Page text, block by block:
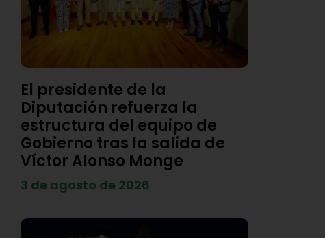
El presidente de la
Diputación refuerza la
estructura del equipo de
Gobierno tras la salida de
Víctor Alonso Monge
3 de agosto de 2026